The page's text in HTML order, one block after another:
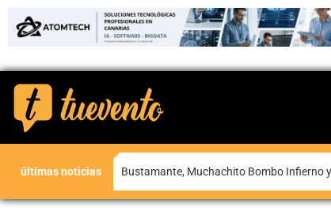
últimas noticias Bustamante, Muchachito Bombo Infierno